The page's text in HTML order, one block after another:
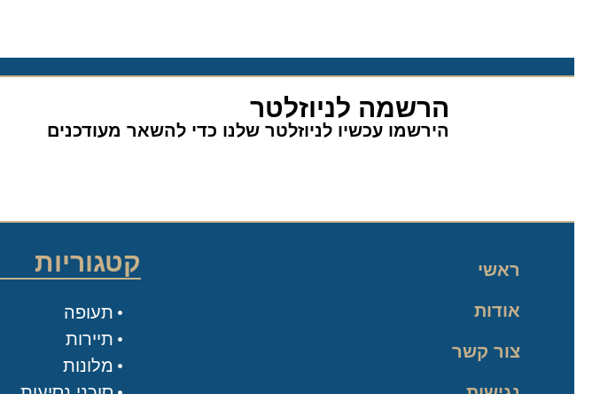
הרשמה לניוזלטר
הירשמו עכשיו לניוזלטר שלנו כדי להשאר מעודכנים
ראשי
אודות
צור קשר
קטגוריות
תעופה
תיירות
מלונות